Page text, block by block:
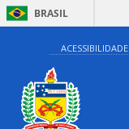
BRASIL
ACESSIBILIDADE